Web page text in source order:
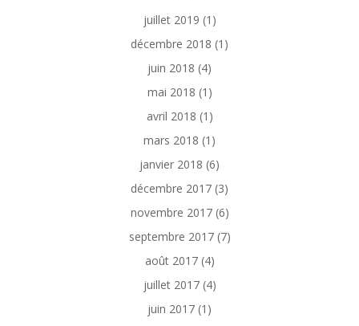
juillet 2019 (1)
décembre 2018 (1)
juin 2018 (4)
mai 2018 (1)
avril 2018 (1)
mars 2018 (1)
janvier 2018 (6)
décembre 2017 (3)
novembre 2017(6)
septembre 2017(7)
août 2017(4)
juillet 2017(4)
juin 2017 (1)